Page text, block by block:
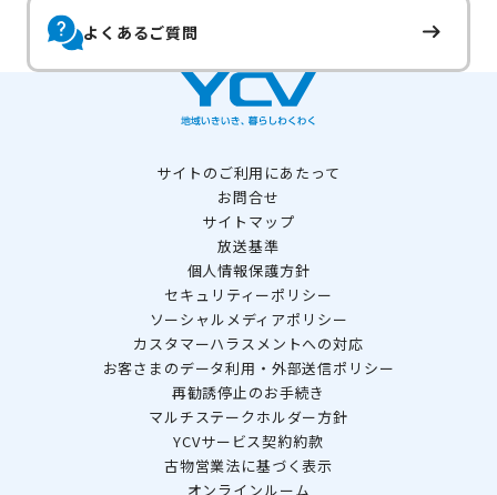
よくあるご質問
サイトのご利用にあたって
お問合せ
サイトマップ
放送基準
個人情報保護方針
セキュリティーポリシー
ソーシャルメディアポリシー
カスタマーハラスメントへの対応
お客さまのデータ利用・外部送信ポリシー
再勧誘停止のお手続き
マルチステークホルダー方針
YCVサービス契約約款
古物営業法に基づく表示
オンラインルーム